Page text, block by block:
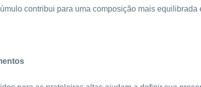
contribui para uma composição mais equilibrada